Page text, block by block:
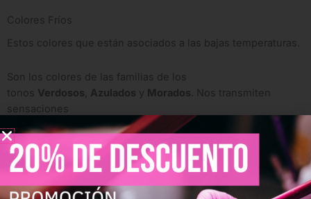
Colores Fríos
Estos colores que están asociados a las bajas temperaturas.
Son los colores de las familias de los
tonos Verdosos Azulados y Morados . Nos transmiten
sensaciones
Frialdad,Seriedad,Tranquilidad ,Soledad
y como
no puede faltar deFrescura .
Se tiene muy en cuenta que un color mientras más azul
tenga más frío será. Están muy relacionados con el frío, el